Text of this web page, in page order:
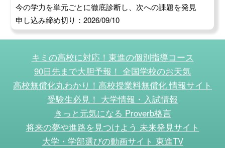
今の学力を単元ごとに徹底診断し、次への課題を発見
申し込み締め切り：2026/09/10
キミの高校に対応！東進の個別指導コース
90日先まで大胆予報！ 全国学校のお天気
高校無償化丸わかり！高校授業料無償化 情報サイト
受験生必見！ 大学情報・入試情報
きっと元気になる Proverb格言
将来の夢や進路を見つけよう 未来発見サイト
大学・学部選びの動画サイト 東進TV